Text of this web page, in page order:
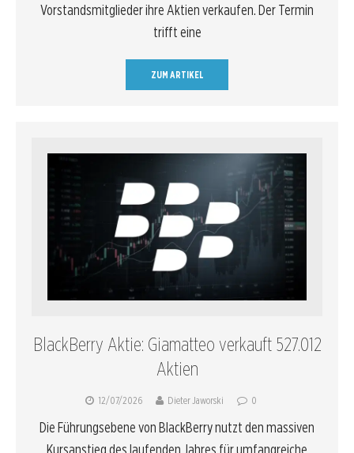
Vorstandsmitglieder ihre Aktien verkaufen. Der Termin
trifft eine
ZUM ARTIKEL
BlackBerry Aktie: Giamatteo verkauft 527.012
Aktien
12/07/2026 Dieter Jaworski 0
Die Führungsebene von BlackBerry nutzt den massiven
Kursanstieg des laufenden Jahres für umfangreiche